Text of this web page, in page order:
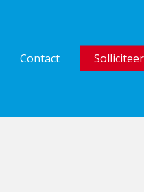
Contact